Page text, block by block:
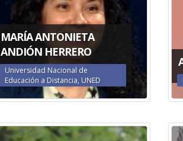
MARÍA ANTONIETA
ANDIÓN HERRERO
Universidad Nacional de
Educación a Distancia, UNED